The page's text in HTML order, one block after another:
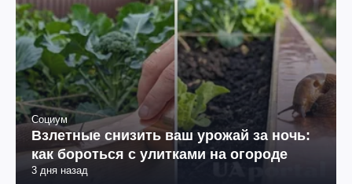
Социум
Взлетные снизить ваш урожай за ночь:
как бороться с улитками на огороде
3 дня назад